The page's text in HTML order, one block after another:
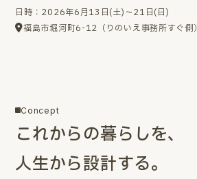
日時：2026年6月13日(土)～21日(日)
福島市堀河町6-12（りのいえ事務所すぐ側）
Concept
これからの暮らしを、
人生から設計する。